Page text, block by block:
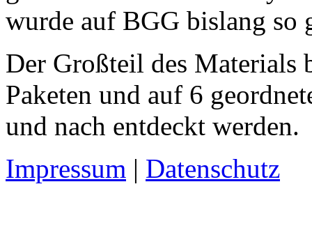
wurde auf BGG bislang so
Der Großteil des Materials
Paketen und auf 6
und nach entdeckt werden.
Impressum | Datenschutz